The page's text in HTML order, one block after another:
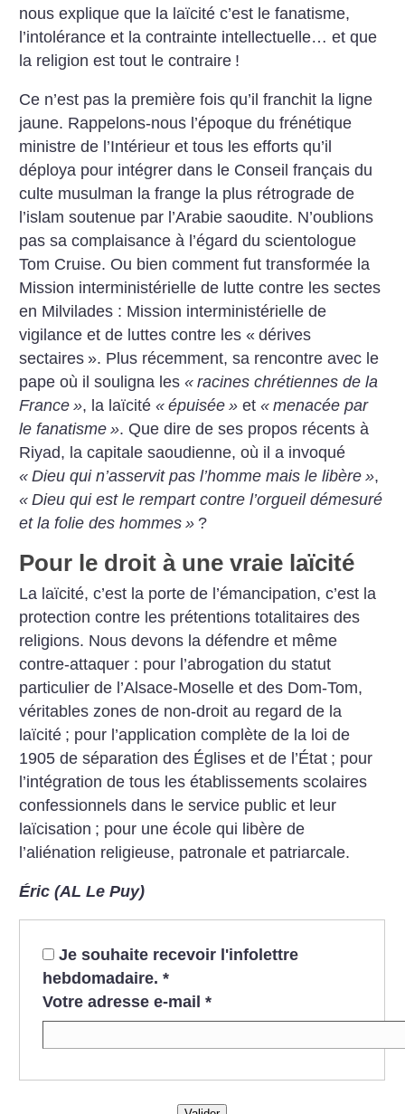
nous explique que la laïcité c’est le fanatisme,
l’intolérance et la contrainte intellectuelle… et que
la religion est tout le contraire !
Ce n’est pas la première fois qu’il franchit la ligne
jaune. Rappelons-nous l’époque du frénétique
ministre de l’Intérieur et tous les efforts qu’il
déploya pour intégrer dans le Conseil français du
culte musulman la frange la plus rétrograde de
l’islam soutenue par l’Arabie saoudite. N’oublions
pas sa complaisance à l’égard du scientologue
Tom Cruise. Ou bien comment fut transformée la
Mission interministérielle de lutte contre les sectes
en Milvilades : Mission interministérielle de
vigilance et de luttes contre les « dérives
sectaires ». Plus récemment, sa rencontre avec le
pape où il souligna les« racines chrétiennes de la
France », la laïcité« épuisée » et« menacée par
le fanatisme ». Que dire de ses propos récents à
Riyad, la capitale saoudienne, où il a invoqué
« Dieu qui n’asservit pas l’homme mais le libère »,
« Dieu qui est le rempart contre l’orgueil démesuré
et la folie des hommes » ?
Pour le droit à une vraie laïcité
La laïcité, c’est la porte de l’émancipation, c’est la
protection contre les prétentions totalitaires des
religions. Nous devons la défendre et même
contre-attaquer : pour l’abrogation du statut
particulier de l’Alsace-Moselle et des Dom-Tom,
véritables zones de non-droit au regard de la
laïcité ; pour l’application complète de la loi de
1905 de séparation des Églises et de l’État ; pour
l’intégration de tous les établissements scolaires
confessionnels dans le service public et leur
laïcisation ; pour une école qui libère de
l’aliénation religieuse, patronale et patriarcale.
Éric (AL Le Puy)
Je souhaite recevoir l'infolettre
hebdomadaire. *
Votre adresse e-mail *